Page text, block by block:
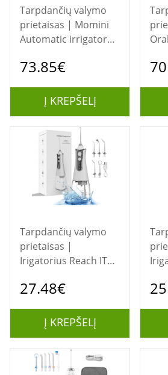
Tarpdančių valymo
prietaisas | Momini
Automatic irrigator
NanoFlush
73.85€
Į KREPŠELĮ
Tarpdančių valymo
prietaisas |
Irigatorius Reach ITP
27.48€
Į KREPŠELĮ